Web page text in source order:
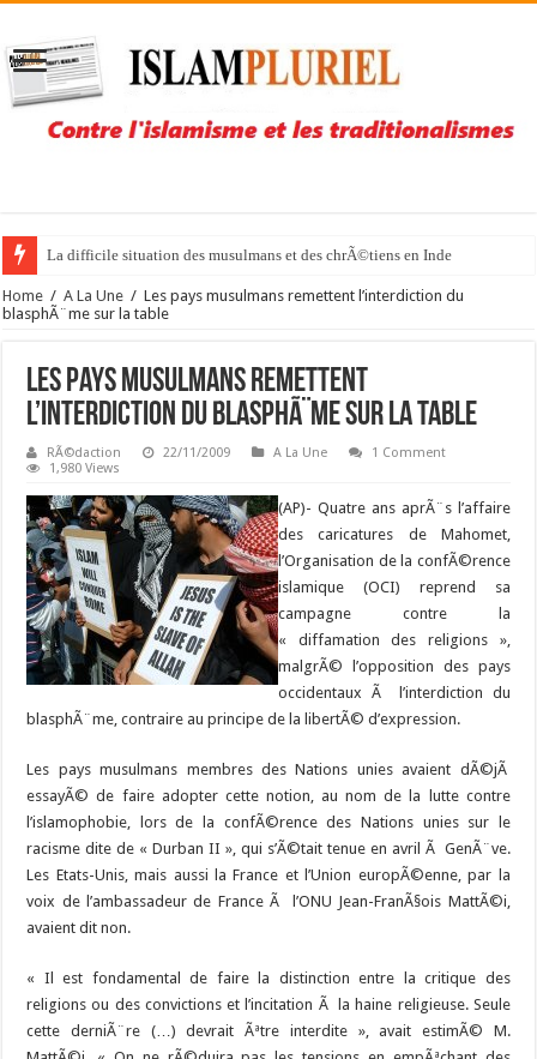
La difficile situation des musulmans et des chrÃ©tiens en Inde
Home / A La Une / Les pays musulmans remettent l’interdiction du
blasphÃ¨me sur la table
Les pays musulmans remettent
l’interdiction du blasphÃ¨me sur la table
RÃ©daction 22/11/2009 A La Une
1 Comment
1,980 Views
(AP)- Quatre ans aprÃ¨s l’affaire
des caricatures de Mahomet,
l’Organisation de la confÃ©rence
islamique (OCI) reprend sa
campagne contre la
« diffamation des religions »,
malgrÃ© l’opposition des pays
occidentaux Ã l’interdiction du
blasphÃ¨me, contraire au principe de la libertÃ© d’expression.
Les pays musulmans membres des Nations unies avaient dÃ©jÃ
essayÃ© de faire adopter cette notion, au nom de la lutte contre
l’islamophobie, lors de la confÃ©rence des Nations unies sur le
racisme dite de « Durban II », qui s’Ã©tait tenue en avril Ã GenÃ¨ve.
Les Etats-Unis, mais aussi la France et l’Union europÃ©enne, par la
voix de l’ambassadeur de France Ã l’ONU Jean-FranÃ§ois MattÃ©i,
avaient dit non.
« Il est fondamental de faire la distinction entre la critique des
religions ou des convictions et l’incitation Ã la haine religieuse. Seule
cette derniÃ¨re (…) devrait Ãªtre interdite », avait estimÃ© M.